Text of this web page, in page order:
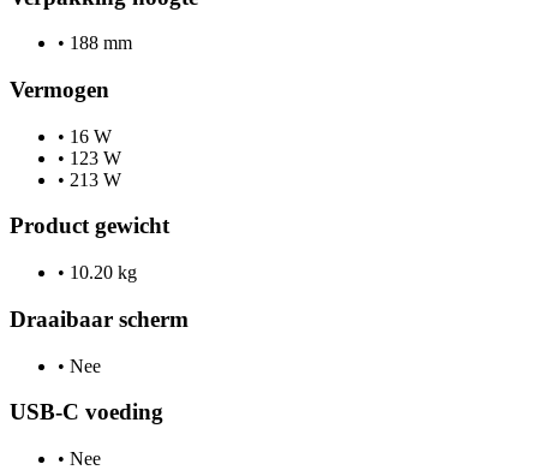
• 188 mm
Vermogen
• 16 W
• 123 W
• 213 W
Product gewicht
• 10.20 kg
Draaibaar scherm
• Nee
USB-C voeding
• Nee